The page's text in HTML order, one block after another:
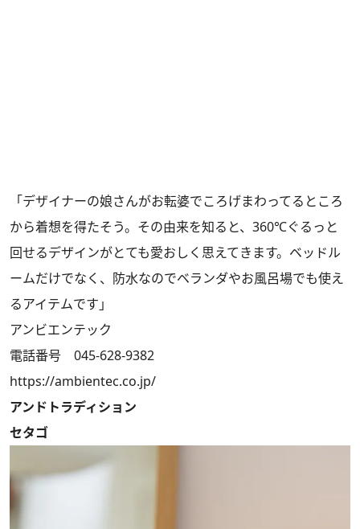
「デザイナーの娘さんがお転婆でころげまわってるところ
から着想を得たそう。その由来を知ると、360℃ぐるっと
回せるデザインがとても愛おしく思えてきます。ベッドル
ームだけでなく、防水なのでベランダやお風呂場でも使え
るアイテムです」
アンビエンテック
電話番号 045-628-9382
https://ambientec.co.jp/
アンドトラディション
セタゴ